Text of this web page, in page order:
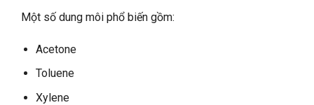
Một số dung môi phổ biến gồm:
Acetone
Toluene
Xylene